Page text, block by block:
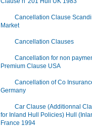
Cancellation Clause
Market
Cancellation Clauses
Cancellation for non
Premium Clause USA
Cancellation of Co
Germany
Car Clause (Additionnal
for Inland Hull Policies) Hull
France 1994